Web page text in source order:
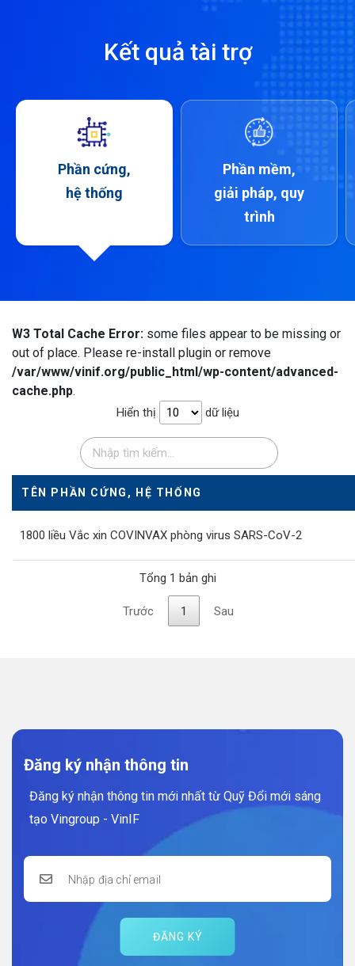
Kết quả tài trợ
Phần cứng,
hệ thống
Phần mềm,
giải pháp, quy
trình
W3 Total Cache Error: some files appear to be missing or
out of place. Please re-install plugin or remove
/var/www/vinif.org/public_html/wp-content/advanced-
cache.php.
Hiển thị dữ liệu
TÊN PHẦN CỨNG, HỆ THỐNG
1800 liều Vắc xin COVINVAX phòng virus SARS-CoV-2
Tổng 1 bản ghi
Trước 1 Sau
Đăng ký nhận thông tin
Đăng ký nhận thông tin mới nhất từ Quỹ Đổi mới sáng
tạo Vingroup - VinIF
ĐĂNG KÝ